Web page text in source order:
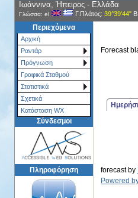
Ιωάννινα, Ήπειρος - Ελλάδα
Γλώσσα: el Γ.Πλάτος: 39°39'44" Β
Περιεχόμενα
Αρχική
Ραντάρ
Πρόγνωση
Γραφικά Σταθμού
Στατιστικά
Σχετικά
Κατάσταση WX
Σύνδεσμοι
Πληροφόρηση
Forecast
forecast by
Powered